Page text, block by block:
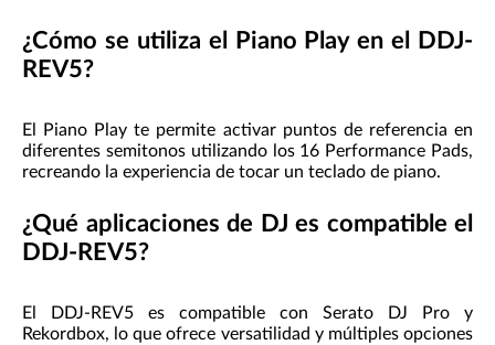
¿Cómo se utiliza el Piano Play en el DDJ-
REV5?
El Piano Play te permite activar puntos de referencia en
diferentes semitonos utilizando los 16 Performance Pads,
recreando la experiencia de tocar un teclado de piano.
¿Qué aplicaciones de DJ es compatible el
DDJ-REV5?
El DDJ-REV5 es compatible con Serato DJ Pro y
Rekordbox, lo que ofrece versatilidad y múltiples opciones